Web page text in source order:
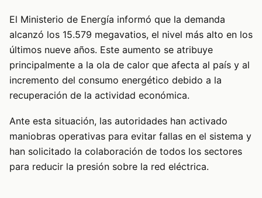
El Ministerio de Energía informó que la demanda
alcanzó los 15.579 megavatios, el nivel más alto en los
últimos nueve años. Este aumento se atribuye
principalmente a la ola de calor que afecta al país y al
incremento del consumo energético debido a la
recuperación de la actividad económica.
Ante esta situación, las autoridades han activado
maniobras operativas para evitar fallas en el sistema y
han solicitado la colaboración de todos los sectores
para reducir la presión sobre la red eléctrica.